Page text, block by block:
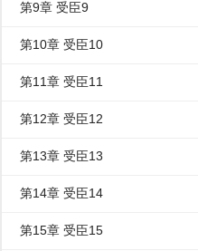
第9章 受臣9
第10章 受臣10
第11章 受臣11
第12章 受臣12
第13章 受臣13
第14章 受臣14
第15章 受臣15